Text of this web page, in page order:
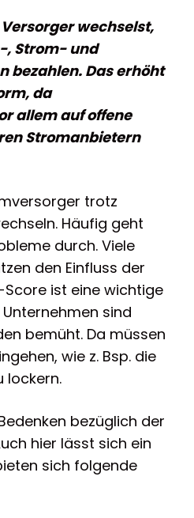
wechselst,
, Strom- und
bezahlen. Das erhöht
da
allem auf offene
Stromanbietern
trotz
Häufig geht
durch. Viele
den Einfluss der
Score ist eine wichtige
sind
bemüht. Da müssen
wie z. Bsp. die
lockern.
bezüglich der
hier lässt sich ein
sich folgende